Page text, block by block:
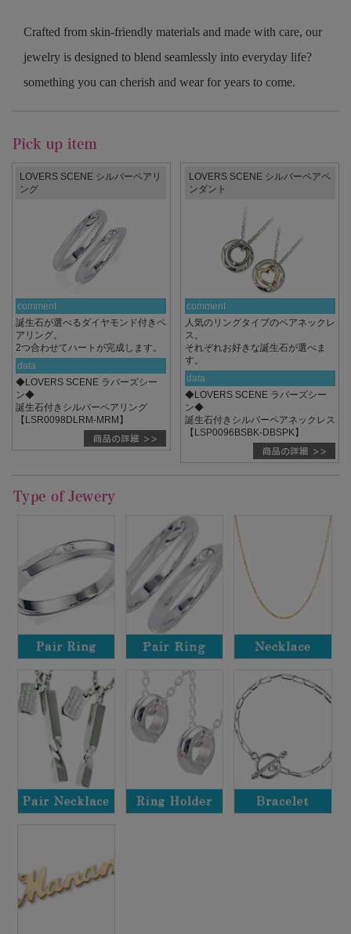
Crafted from skin-friendly materials and made with care, our
jewelry is designed to blend seamlessly into everyday life?
something you can cherish and wear for years to come.
LOVERS SCENE シルバーペアリ
ング
comment
誕生石が選べるダイヤモンド付きペ
アリング。
2つ合わせてハートが完成します。
data
◆LOVERS SCENE ラバーズシー
ン◆
誕生石付きシルバーペアリング
【LSR0098DLRM-MRM】
LOVERS SCENE シルバーペアペ
ンダント
comment
人気のリングタイプのペアネックレ
ス。
それぞれお好きな誕生石が選べま
す。
data
◆LOVERS SCENE ラバーズシー
ン◆
誕生石付きシルバーペアネックレス
【LSP0096BSBK-DBSPK】